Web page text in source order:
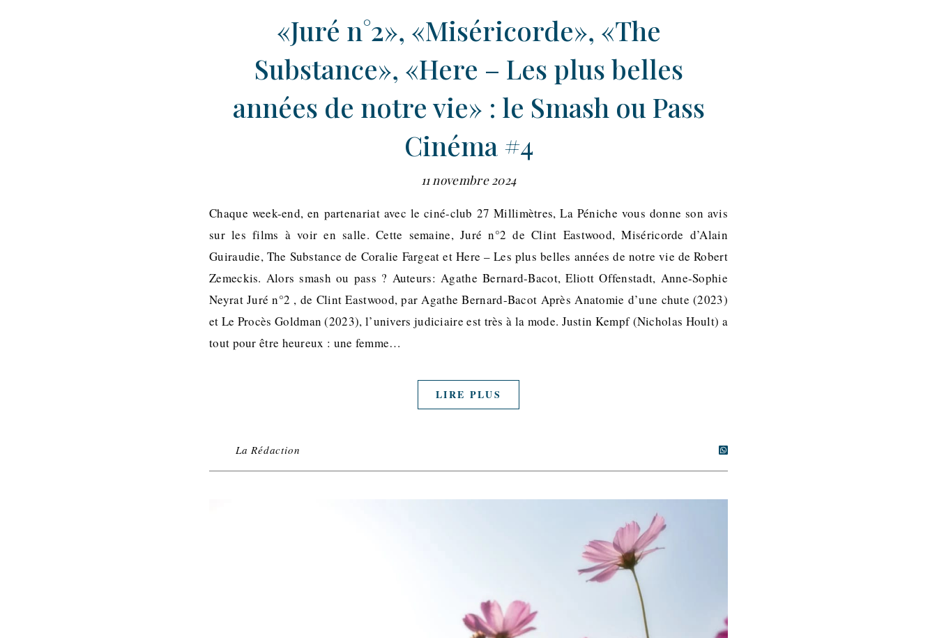
«Juré n°2», «Miséricorde», «The
Substance», «Here – Les plus belles
années de notre vie» : le Smash ou Pass
Cinéma #4
11 novembre 2024
Chaque week-end, en partenariat avec le ciné-club 27 Millimètres, La Péniche vous donne son avis
sur les films à voir en salle. Cette semaine, Juré n°2 de Clint Eastwood, Miséricorde d’Alain
Guiraudie, The Substance de Coralie Fargeat et Here – Les plus belles années de notre vie de Robert
Zemeckis. Alors smash ou pass ? Auteurs: Agathe Bernard-Bacot, Eliott Offenstadt, Anne-Sophie
Neyrat Juré n°2 , de Clint Eastwood, par Agathe Bernard-Bacot Après Anatomie d’une chute (2023)
et Le Procès Goldman (2023), l’univers judiciaire est très à la mode. Justin Kempf (Nicholas Hoult) a
tout pour être heureux : une femme…
LIRE PLUS
La Rédaction